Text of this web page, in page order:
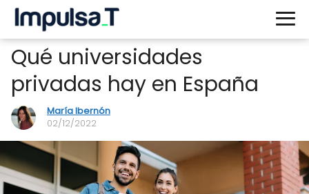
Qué universidades
privadas hay en España
María Ibernón
02/12/2022